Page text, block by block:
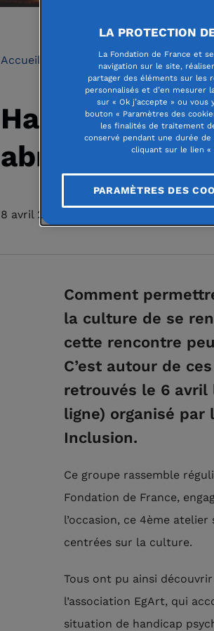
Accueil Handicap
Handicap et
abritées se
8 avril 2021
Comment
la culture de se
cette rencontre
C’est autour de
retrouvés le 6 avril
ligne) organisé par
Inclusion.
Ce groupe rassemble
Fondation de France,
l’occasion, ce 4ème
centrées sur la culture.
Tous ont pu ainsi
l’association EgArt, qui
situation de handicap
LA PROTECTION
La Fondation de France et
navigation sur le site,
partager des éléments sur les
personnalisés et d’en mesurer
sur « Ok j’accepte » ou
bouton « Paramètres des
les finalités de traitement
conservé pendant une durée
cliquant sur le lien «
PARAMÈTRES DES